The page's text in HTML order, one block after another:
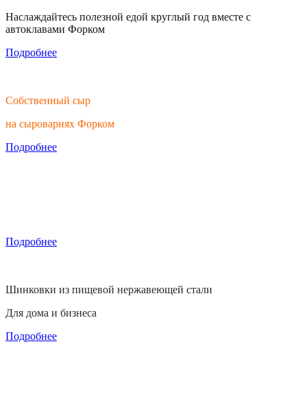
Наслаждайтесь полезной едой круглый год вместе с
автоклавами Форком
Подробнее
Собственный сыр
на сыроварнях Форком
Подробнее
Подробнее
Шинковки из пищевой нержавеющей стали
Для дома и бизнеса
Подробнее